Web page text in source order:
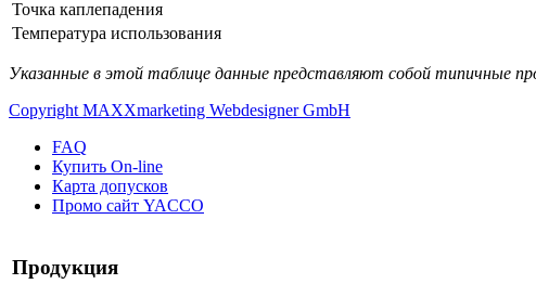
Точка каплепадения
Температура использования
Указанные в этой таблице данные представляют собой типичные
Copyright MAXXmarketing Webdesigner GmbH
FAQ
Купить On-line
Карта допусков
Промо сайт YACCO
Продукция